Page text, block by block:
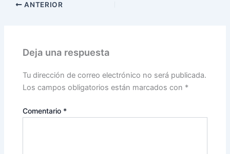
ANTERIOR
Deja una respuesta
Tu dirección de correo electrónico no será publicada.
Los campos obligatorios están marcados con *
Comentario *